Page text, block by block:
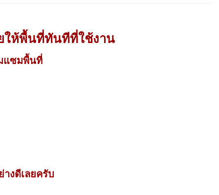
ให้พื้นที่ทันทีที่ใช้งาน
แซมพื้นที่
งดีเลยครับ